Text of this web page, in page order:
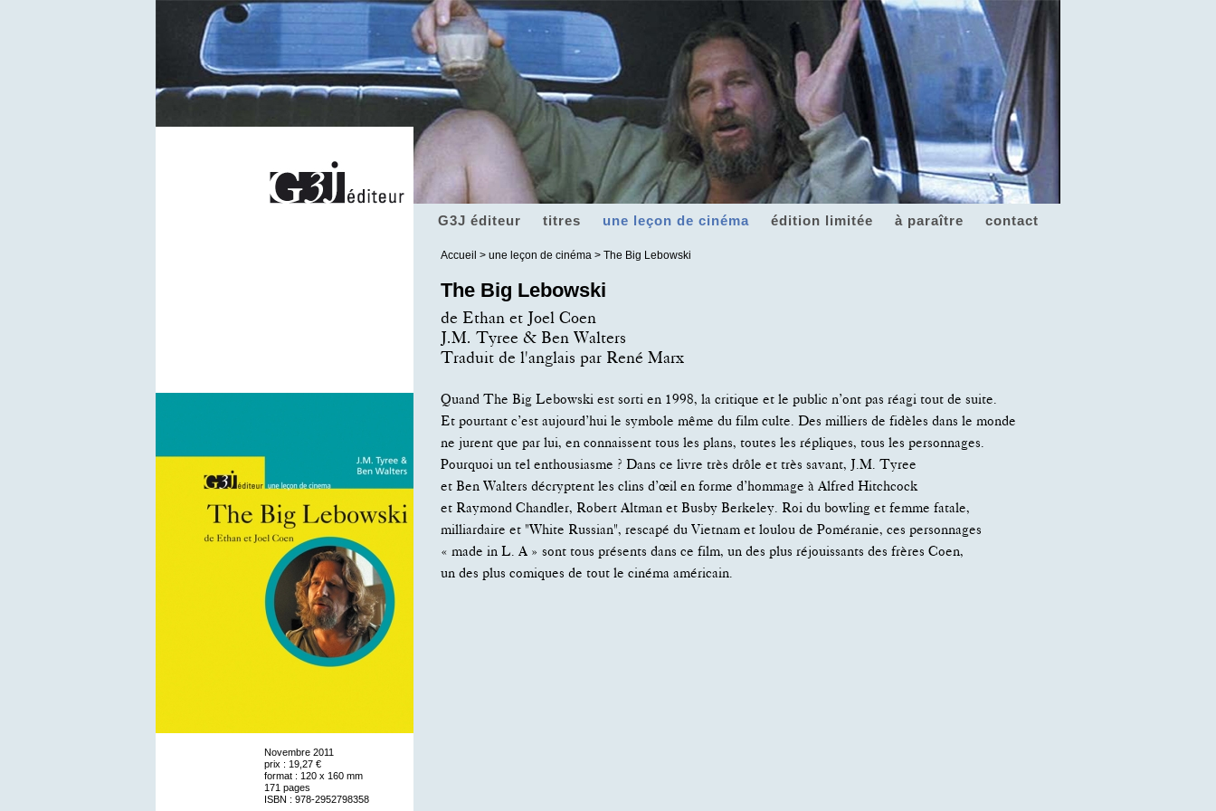
G3J éditeur titres une leçon de cinéma édition limitée à paraître contact
Novembre 2011
prix : 19,27 €
format : 120 x 160 mm
171 pages
ISBN : 978-2952798358
Accueil > une leçon de cinéma > The Big Lebowski
The Big Lebowski
de Ethan et Joel Coen
J.M. Tyree & Ben Walters
Traduit de l'anglais par René Marx
Quand The Big Lebowski est sorti en 1998, la critique et le public n’ont pas réagi tout de suite.
Et pourtant c’est aujourd’hui le symbole même du film culte. Des milliers de fidèles dans le monde
ne jurent que par lui, en connaissent tous les plans, toutes les répliques, tous les personnages.
Pourquoi un tel enthousiasme ? Dans ce livre très drôle et très savant, J.M. Tyree
et Ben Walters décryptent les clins d’œil en forme d’hommage à Alfred Hitchcock
et Raymond Chandler, Robert Altman et Busby Berkeley. Roi du bowling et femme fatale,
milliardaire et "White Russian", rescapé du Vietnam et loulou de Poméranie, ces personnages
« made in L. A » sont tous présents dans ce film, un des plus réjouissants des frères Coen,
un des plus comiques de tout le cinéma américain.